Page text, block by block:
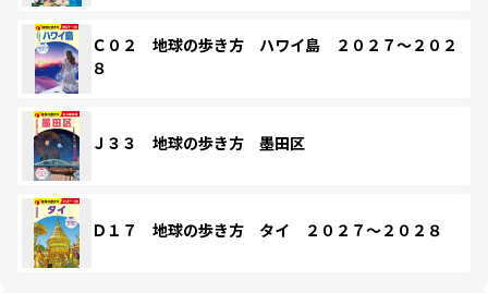
Ｃ０２ 地球の歩き方 ハワイ島 ２０２７～２０２
８
Ｊ３３ 地球の歩き方 墨田区
Ｄ１７ 地球の歩き方 タイ ２０２７～２０２８